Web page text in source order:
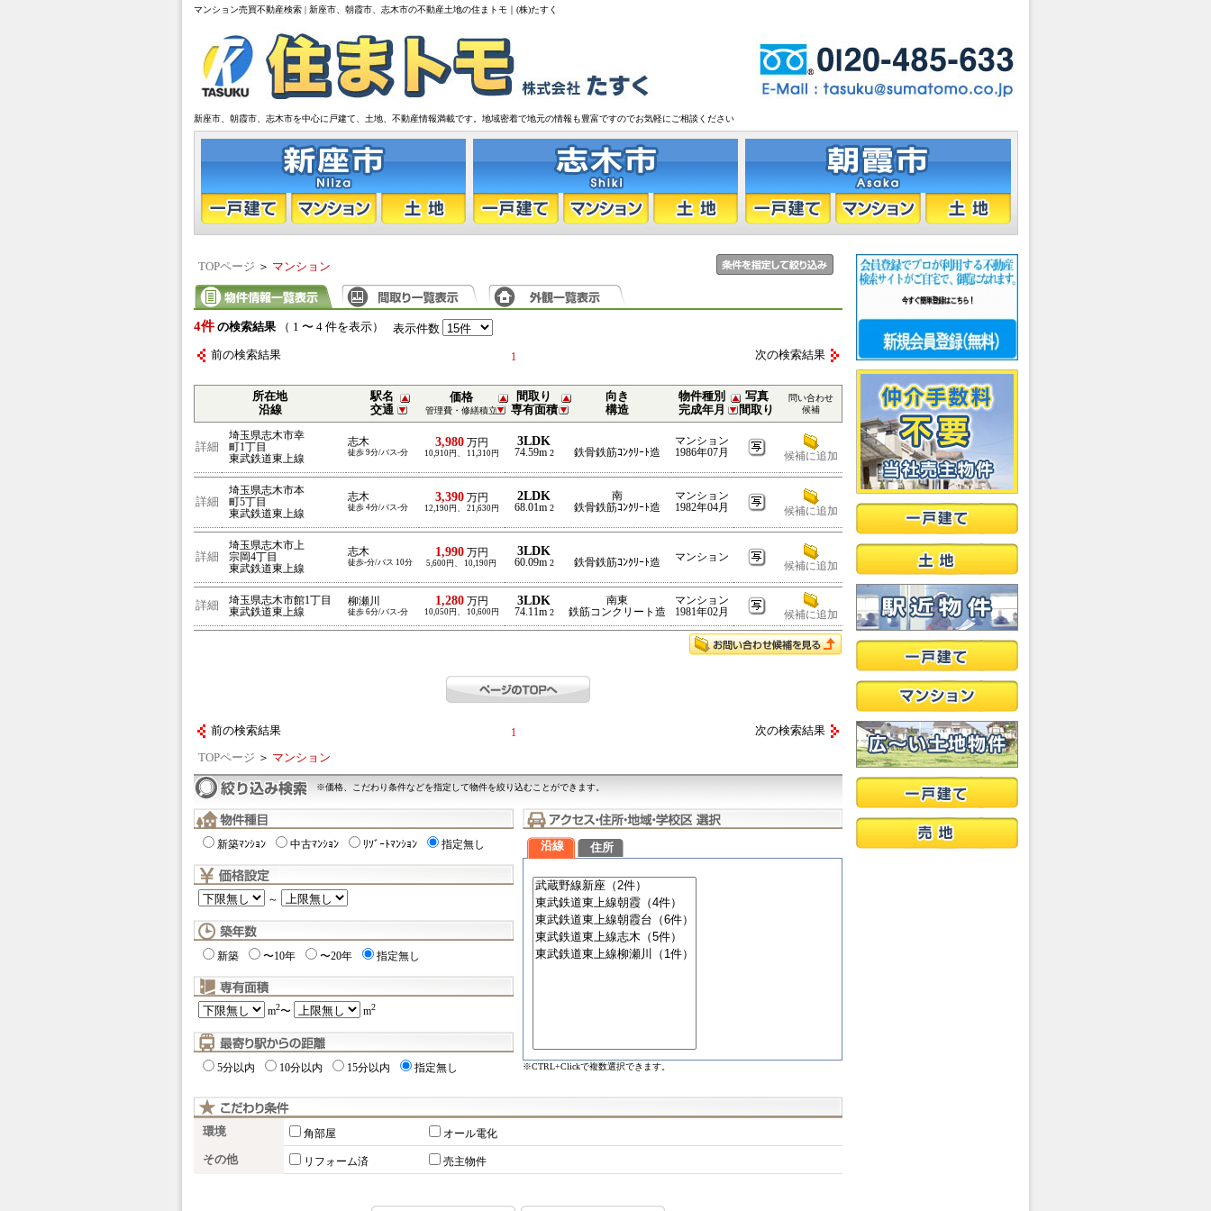
マンション売買不動産検索 | 新座市、朝霞市、志木市の不動産土地の住まトモ｜(株)たすく
新座市、朝霞市、志木市を中心に戸建て、土地、不動産情報満載です。地域密着で地元の情報も豊富ですのでお気軽にご相談ください
TOPページ ＞ マンション
4件 の検索結果（ 1 〜 4 件を表示） 表示件数
前の検索結果 1 次の検索結果
所在地
沿線
駅名
交通
価格
管理費・修繕積立
間取り
専有面積
向き
構造
物件種別
完成年月
写真
間取り
問い合わせ
候補
詳細
埼玉県志木市幸
町1丁目
東武鉄道東上線
志木
徒歩 9分/バス-分
3,980万円
10,910円、 11,310円
3LDK
74.59m 2 鉄骨鉄筋ｺﾝｸﾘｰﾄ造
マンション
1986年07月
候補に追加
詳細
埼玉県志木市本
町5丁目
東武鉄道東上線
志木
徒歩 4分/バス-分
3,390万円
12,190円、 21,630円
2LDK
68.01m 2
南
鉄骨鉄筋ｺﾝｸﾘｰﾄ造
マンション
1982年04月
候補に追加
詳細
埼玉県志木市上
宗岡4丁目
東武鉄道東上線
志木
徒歩-分/バス 10分
1,990万円
5,600円、 10,190円
3LDK
60.09m 2 鉄骨鉄筋ｺﾝｸﾘｰﾄ造
マンション
候補に追加
詳細
埼玉県志木市館1丁目
東武鉄道東上線
柳瀬川
徒歩 6分/バス-分
1,280万円
10,050円、 10,600円
3LDK
74.11m 2
南東
鉄筋コンクリート造
マンション
1981年02月
候補に追加
前の検索結果 1 次の検索結果
TOPページ ＞ マンション
※価格、こだわり条件などを指定して物件を絞り込むことができます。
新築ﾏﾝｼｮﾝ 中古ﾏﾝｼｮﾝ ﾘｿﾞｰﾄﾏﾝｼｮﾝ 指定無し
～
新築 〜10年 〜20年 指定無し
m2〜 m2
5分以内 10分以内 15分以内 指定無し
沿線 住所
※CTRL+Clickで複数選択できます。
環境 角部屋 オール電化
その他 リフォーム済 売主物件